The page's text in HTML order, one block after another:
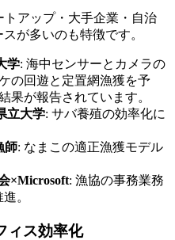
アップ・大手企業・自治
が多いのも特徴です。
学: 海中センサーとカメラの
の回遊と定置網漁獲を予
果が報告されています。
立大学: サバ養殖の効率化に
師: なまこの適正漁獲モデル
×Microsoft: 漁協の事務業務
。
ィス効率化